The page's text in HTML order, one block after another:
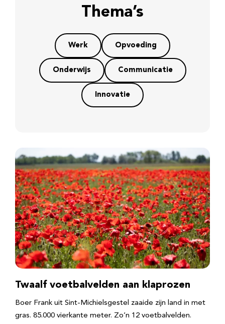
Thema’s
Werk Opvoeding
Onderwijs Communicatie
Innovatie
Twaalf voetbalvelden aan klaprozen
Boer Frank uit Sint-Michielsgestel zaaide zijn land in met
gras. 85.000 vierkante meter. Zo’n 12 voetbalvelden.